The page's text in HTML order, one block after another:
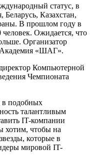
статус, в
Казахстан,
В прошлом году в
Ожидается, что
Организатор
Академия «ШАГ».
Компьютерной
Чемпионата
в подобных
талантливым
IT-компании
хотим, чтобы на
которые в
мировой IT-